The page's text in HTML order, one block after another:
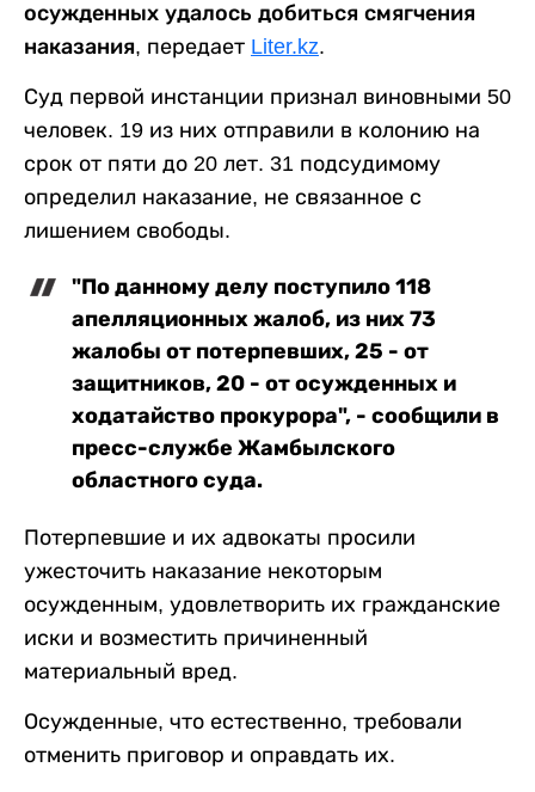
осужденных удалось добиться смягчения
наказания, передает Liter.kz.
Суд первой инстанции признал виновными 50
человек. 19 из них отправили в колонию на
срок от пяти до 20 лет. 31 подсудимому
определил наказание, не связанное с
лишением свободы.
"По данному делу поступило 118
апелляционных жалоб, из них 73
жалобы от потерпевших, 25 - от
защитников, 20 - от осужденных и
ходатайство прокурора", - сообщили в
пресс-службе Жамбылского
областного суда.
Потерпевшие и их адвокаты просили
ужесточить наказание некоторым
осужденным, удовлетворить их гражданские
иски и возместить причиненный
материальный вред.
Осужденные, что естественно, требовали
отменить приговор и оправдать их.